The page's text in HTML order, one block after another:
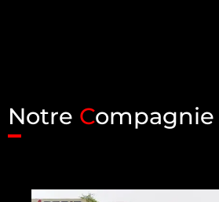
Notre Compagnie